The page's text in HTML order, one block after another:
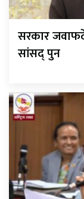
सरकार
सांसद् पुन